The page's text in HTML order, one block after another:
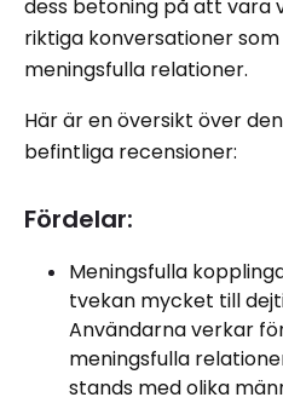
dess betoning på att vara
riktiga konversationer
meningsfulla relationer.
Här är en översikt över
befintliga recensioner:
Fördelar:
Meningsfulla
tvekan mycket till
Användarna verkar
meningsfulla
stands med olika